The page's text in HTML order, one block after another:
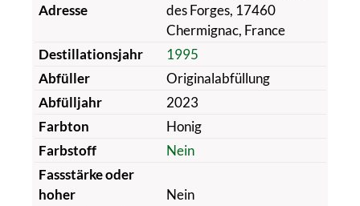
Adresse
des Forges, 17460
Chermignac, France
Destillationsjahr
1995
Abfüller
Originalabfüllung
Abfülljahr
2023
Farbton
Honig
Farbstoff
Nein
Fassstärke oder
hoher
Nein